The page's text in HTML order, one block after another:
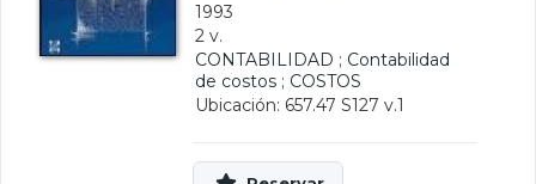
1993
2 v.
CONTABILIDAD ; Contabilidad
de costos ; COSTOS
Ubicación: 657.47 S127 v.1